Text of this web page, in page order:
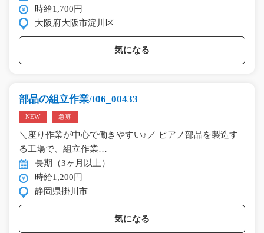
時給1,700円
大阪府大阪市淀川区
気になる
部品の組立作業/t06_00433
NEW 急募
＼座り作業が中心で働きやすい♪／ ピアノ部品を製造す
る工場で、組立作業…
長期（3ヶ月以上）
時給1,200円
静岡県掛川市
気になる